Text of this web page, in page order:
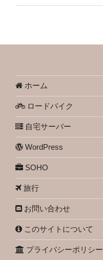
ホーム
ロードバイク
自宅サーバー
WordPress
SOHO
旅行
お問い合わせ
このサイトについて
プライバシーポリシー